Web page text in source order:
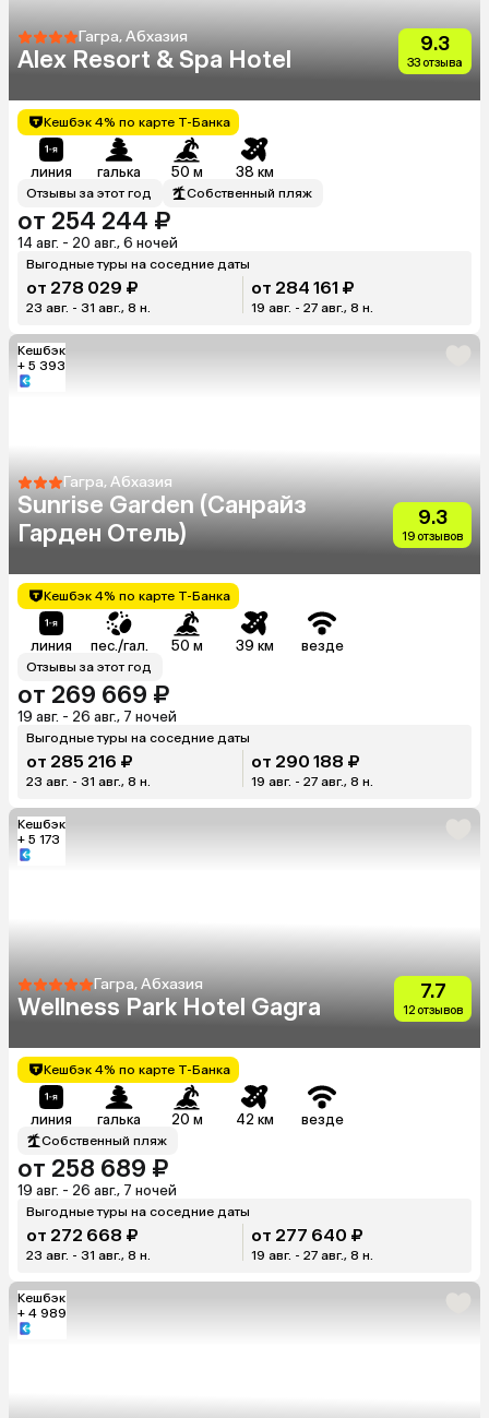
Гагра, Абхазия
Alex Resort & Spa Hotel
9.3
33 отзыва
Кешбэк 4% по карте Т-Банка
линия галька 50 м 38 км
Отзывы за этот год Собственный пляж
от 254 244 ₽
14 авг. - 20 авг., 6 ночей
Выгодные туры на соседние даты
от 278 029 ₽
23 авг. - 31 авг., 8 н.
от 284 161 ₽
19 авг. - 27 авг., 8 н.
Кешбэк
+ 5 393
Гагра, Абхазия
Sunrise Garden (Санрайз
Гарден Отель)
9.3
19 отзывов
Кешбэк 4% по карте Т-Банка
линия пес./гал. 50 м 39 км везде
Отзывы за этот год
от 269 669 ₽
19 авг. - 26 авг., 7 ночей
Выгодные туры на соседние даты
от 285 216 ₽
23 авг. - 31 авг., 8 н.
от 290 188 ₽
19 авг. - 27 авг., 8 н.
Кешбэк
+ 5 173
Гагра, Абхазия
Wellness Park Hotel Gagra
7.7
12 отзывов
Кешбэк 4% по карте Т-Банка
линия галька 20 м 42 км везде
Собственный пляж
от 258 689 ₽
19 авг. - 26 авг., 7 ночей
Выгодные туры на соседние даты
от 272 668 ₽
23 авг. - 31 авг., 8 н.
от 277 640 ₽
19 авг. - 27 авг., 8 н.
Кешбэк
+ 4 989